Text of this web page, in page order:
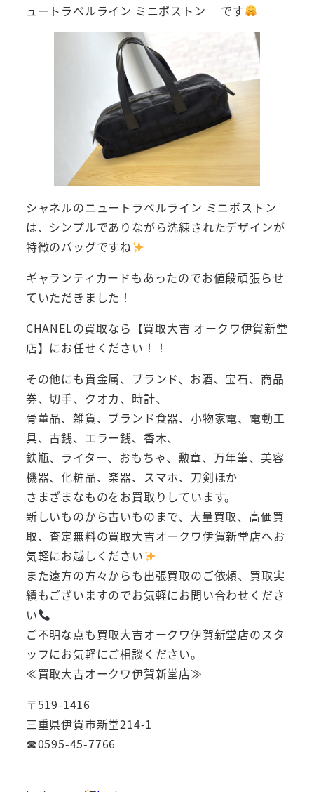
ュートラベルライン ミニボストン です
シャネルのニュートラベルライン ミニボストン
は、シンプルでありながら洗練されたデザインが
特徴のバッグですね
ギャランティカードもあったのでお値段頑張らせ
ていただきました！
CHANELの買取なら【買取大吉 オークワ伊賀新堂
店】にお任せください！！
その他にも貴金属、ブランド、お酒、宝石、商品
券、切手、クオカ、時計、
骨董品、雑貨、ブランド食器、小物家電、電動工
具、古銭、エラー銭、香木、
鉄瓶、ライター、おもちゃ、勲章、万年筆、美容
機器、化粧品、楽器、スマホ、刀剣ほか
さまざまなものをお買取りしています。
新しいものから古いものまで、大量買取、高価買
取、査定無料の買取大吉オークワ伊賀新堂店へお
気軽にお越しください
また遠方の方々からも出張買取のご依頼、買取実
績もございますのでお気軽にお問い合わせくださ
い
ご不明な点も買取大吉オークワ伊賀新堂店のスタ
ッフにお気軽にご相談ください。
≪買取大吉オークワ伊賀新堂店≫
〒519-1416
三重県伊賀市新堂214-1
☎0595-45-7766